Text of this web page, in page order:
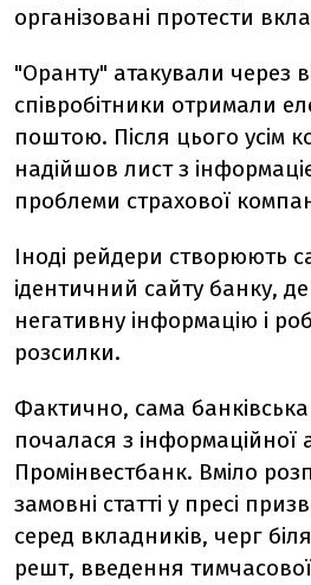
організовані протести
"Оранту" атакували через
співробітники отримали
поштою. Після цього усім
надійшов лист з
проблеми страхової
Іноді рейдери створюють
ідентичний сайту банку,
негативну інформацію і
розсилки.
Фактично, сама банківська
почалася з інформаційної
Промінвестбанк. Вміло
замовні статті у пресі
серед вкладників, черг
решт, введення тимчасової